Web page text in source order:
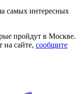
самых интересных
пройдут в Москве.
на сайте, сообщите